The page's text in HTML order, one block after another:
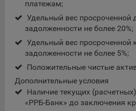
5.3. Сбор аналитической
для оценки и дальнейшего улучшения
5.4. Создание и предоставление
рекламы пользователю.
9.1. Технические (обязательные)
применяемые при регистрации либо
для оставления отзыва либо
cookie используются в целях
платежам;
Удельный вес просроченной
задолженности не более 20%;
Удельный вес просроченной
задолженности не более 5%;
Положительные чистые
Дополнительные условия
Наличие текущих
«РРБ-Банк» до заключения